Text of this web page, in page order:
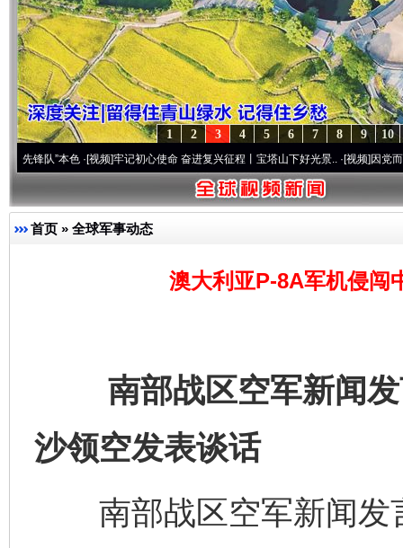
10
9
8
7
6
5
4
3
2
1
”本色·[视频]牢记初心使命 奋进复兴征程丨宝塔山下好光景..·[视频]因党而生 为党
首页 » 全球军事动态
澳大利亚P-8A军机侵闯
南部战区空军新闻发
沙领空发表谈话
南部战区空军新闻发